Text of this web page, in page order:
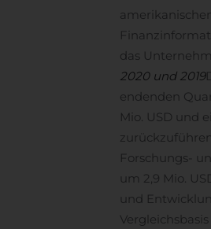
das
2020 und 2019
endenden
Mio. USD und
Forschungs-
um 2,9 Mio.
und